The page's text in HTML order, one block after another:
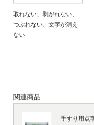
取れない、剥がれない、
つぶれない、文字が消え
ない
関連商品
手すり用点